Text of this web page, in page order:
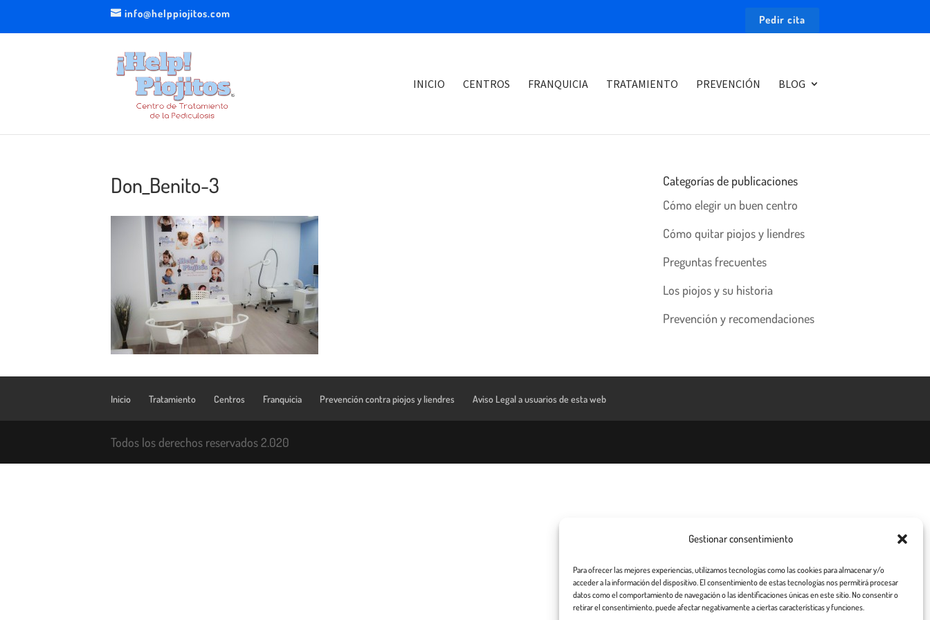
Gestionar consentimiento
Para ofrecer las mejores experiencias, utilizamos tecnologías como las cookies para almacenar y/o
acceder a la información del dispositivo. El consentimiento de estas tecnologías nos permitirá procesar
datos como el comportamiento de navegación o las identificaciones únicas en este sitio. No consentir o
retirar el consentimiento, puede afectar negativamente a ciertas características y funciones.
info@helppiojitos.com Pedir cita
INICIO CENTROS FRANQUICIA TRATAMIENTO PREVENCIÓN BLOG
Don_Benito-3
Categorías de publicaciones
Cómo elegir un buen centro
Cómo quitar piojos y liendres
Preguntas frecuentes
Los piojos y su historia
Prevención y recomendaciones
Inicio Tratamiento Centros Franquicia Prevención contra piojos y liendres Aviso Legal a usuarios de esta web
Todos los derechos reservados 2.020